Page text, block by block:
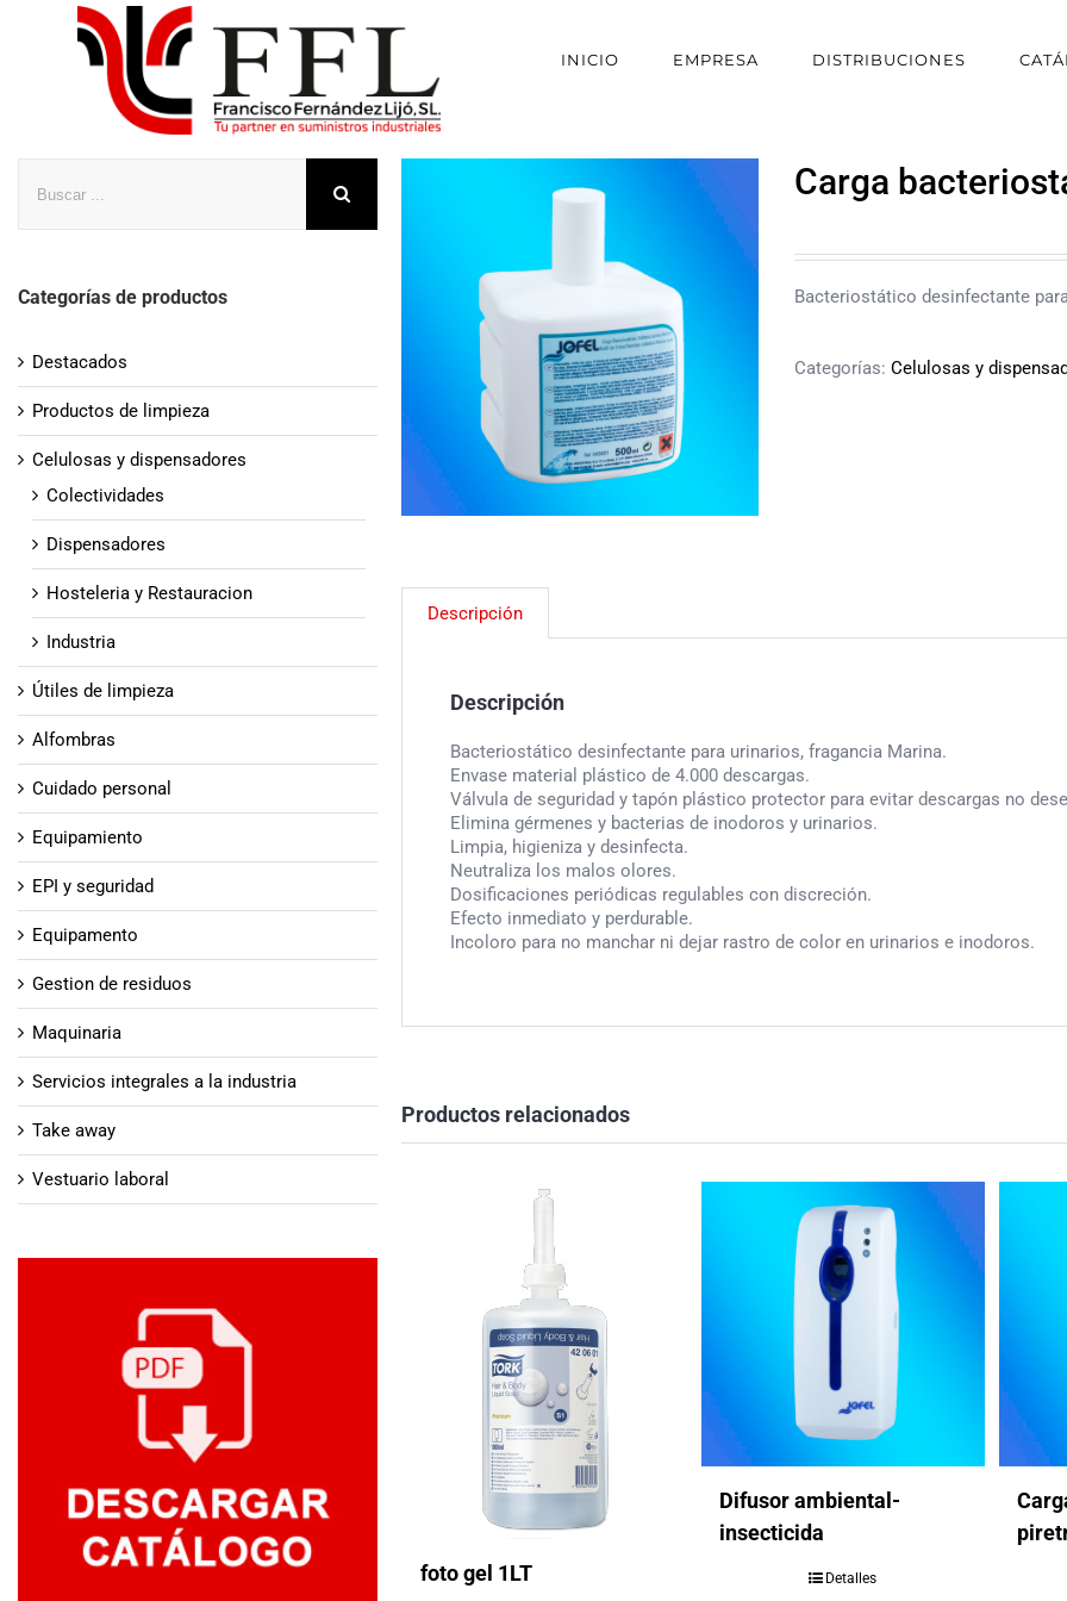
INICIO EMPRESA DISTRIBUCIONES
Carga
Bacteriostático desinfectante
Categorías:Celulosas y
Descripción
Descripción
Bacteriostático desinfectante para urinarios, fragancia Marina.
Envase material plástico de 4.000 descargas.
Válvula de seguridad y tapón plástico protector para evitar descargas no
Elimina gérmenes y bacterias de inodoros y urinarios.
Limpia, higieniza y desinfecta.
Neutraliza los malos olores.
Dosificaciones periódicas regulables con discreción.
Efecto inmediato y perdurable.
Incoloro para no manchar ni dejar rastro de color en urinarios e inodoros.
Productos relacionados
foto gel 1LT
Difusor ambiental-
insecticida
Detalles
Categorías de productos
Destacados
Productos de limpieza
Celulosas y dispensadores
Colectividades
Dispensadores
Hosteleria y Restauracion
Industria
Útiles de limpieza
Alfombras
Cuidado personal
Equipamiento
EPI y seguridad
Equipamento
Gestion de residuos
Maquinaria
Servicios integrales a la industria
Take away
Vestuario laboral